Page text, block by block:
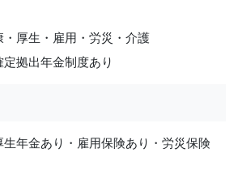
・厚生・雇用・労災・介護
定拠出年金制度あり
年金あり・雇用保険あり・労災保険